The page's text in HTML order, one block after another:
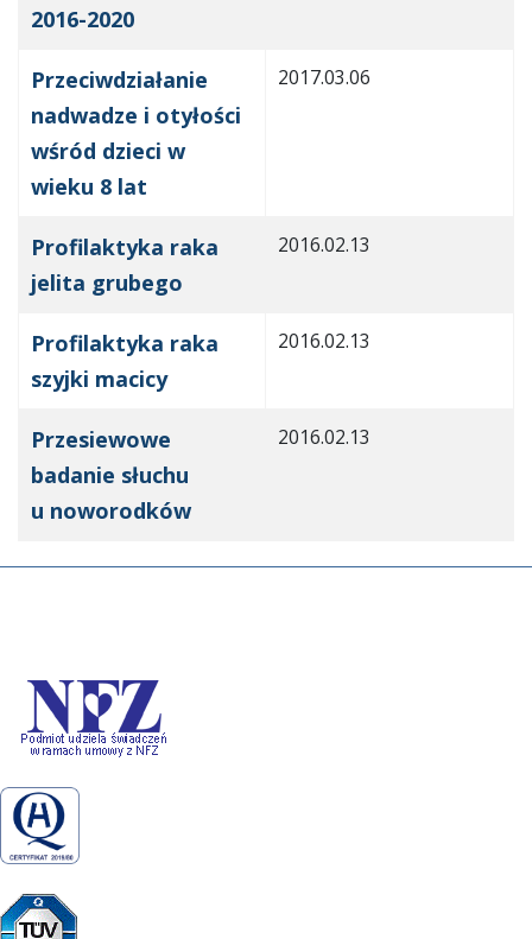
2016-2020
Przeciwdziałanie
nadwadze i otyłości
wśród dzieci w
wieku 8 lat
2017.03.06
Profilaktyka raka
jelita grubego
2016.02.13
Profilaktyka raka
szyjki macicy
2016.02.13
Przesiewowe
badanie słuchu
u noworodków
2016.02.13